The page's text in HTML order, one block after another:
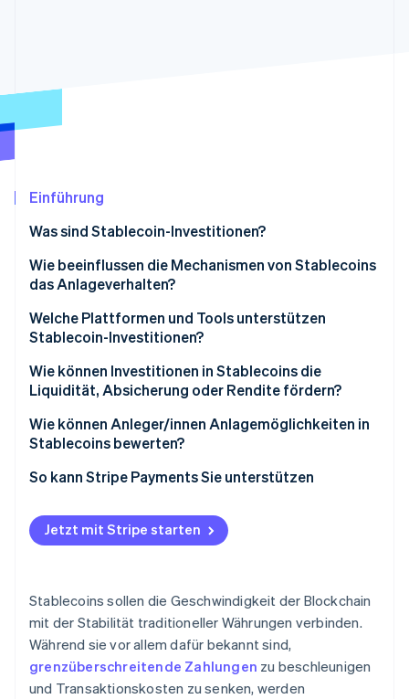
CO₂-Entnahme
Jetzt ansehen
Einführung
Was sind Stablecoin-Investitionen?
Wie beeinflussen die Mechanismen von Stablecoins
das Anlageverhalten?
Fiat-gestützte Stablecoins
Algorithmische Stablecoins
Welche Plattformen und Tools unterstützen
Stablecoin-Investitionen?
Wie können Investitionen in Stablecoins die
Liquidität, Absicherung oder Rendite fördern?
Wie können Anleger/innen Anlagemöglichkeiten in
Stablecoins bewerten?
So kann Stripe Payments Sie unterstützen
Jetzt mit Stripe starten
Stablecoins sollen die Geschwindigkeit der Blockchain
mit der Stabilität traditioneller Währungen verbinden.
Während sie vor allem dafür bekannt sind,
grenzüberschreitende Zahlungen zu beschleunigen
und Transaktionskosten zu senken, werden